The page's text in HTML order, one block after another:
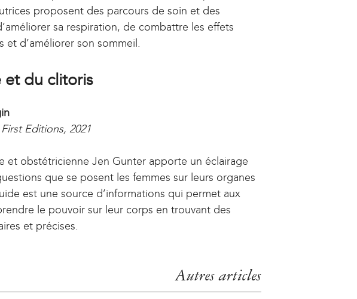
proposent des parcours de soin et des
sa respiration, de combattre les effets
et d’améliorer son sommeil.
et du clitoris
Editions, 2021
et obstétricienne Jen Gunter apporte un éclairage
que se posent les femmes sur leurs organes
est une source d’informations qui permet aux
le pouvoir sur leur corps en trouvant des
et précises.
Autres articles